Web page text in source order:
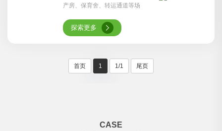
产房、保育舍、转运通道等场
景，开展动态消毒和病原微生物
污染控制。
探索更多
首页 1 1/1 尾页
CASE